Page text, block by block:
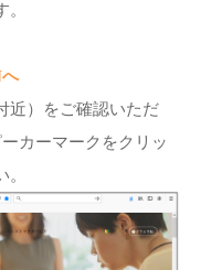
近）をご確認いただ
カーマークをクリッ